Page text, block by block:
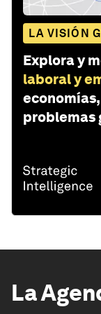
LA VISIÓN
Explora y
laboral y
problemas
La